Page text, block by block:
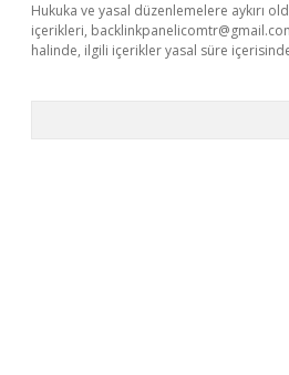
Hukuka ve yasal düzenlemelere aykırı
içerikleri,
halinde, ilgili içerikler yasal süre